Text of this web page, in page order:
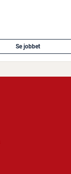
Se jobbet